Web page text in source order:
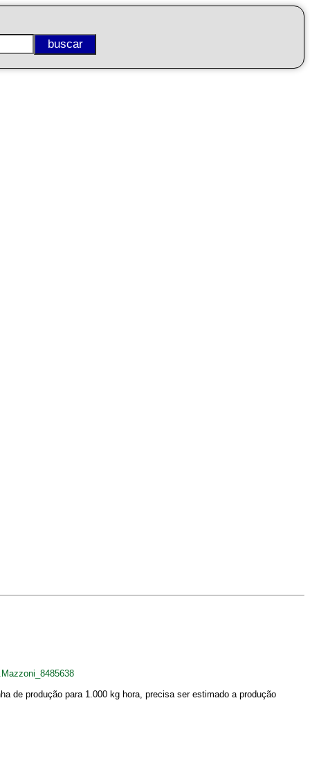
de produção para 1.000 kg hora, precisa ser estimado a produção